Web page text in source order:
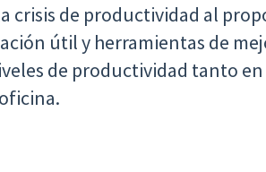
crisis de productividad al
útil y herramientas de
de productividad tanto en